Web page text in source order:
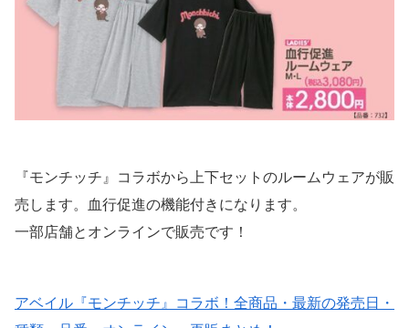
『モンチッチ』コラボから上下セットのルームウェアが販
売します。血行促進の機能付きになります。
一部店舗とオンラインで販売です！
アベイル『モンチッチ』コラボ！全商品・最新の発売日・